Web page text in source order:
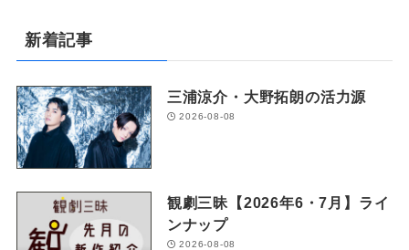
新着記事
三浦涼介・大野拓朗の活力源
2026-08-08
観劇三昧【2026年6・7月】ライ
ンナップ
2026-08-08